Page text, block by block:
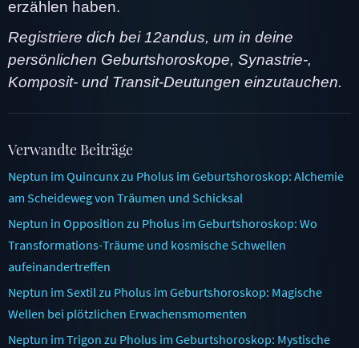
erzählen haben.
Registriere dich bei 12andus, um in deine
persönlichen Geburtshoroskope, Synastrie-,
Komposit- und Transit-Deutungen einzutauchen.
Verwandte Beiträge
Neptun im Quincunx zu Pholus im Geburtshoroskop: Alchemie
am Scheideweg von Träumen und Schicksal
Neptun in Opposition zu Pholus im Geburtshoroskop: Wo
Transformations-Träume und kosmische Schwellen
aufeinandertreffen
Neptun im Sextil zu Pholus im Geburtshoroskop: Magische
Wellen bei plötzlichen Erwachensmomenten
Neptun im Trigon zu Pholus im Geburtshoroskop: Mystische